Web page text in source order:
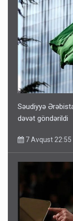
Səudiyyə
dəvət göndərildi
7 Avqust 22:55